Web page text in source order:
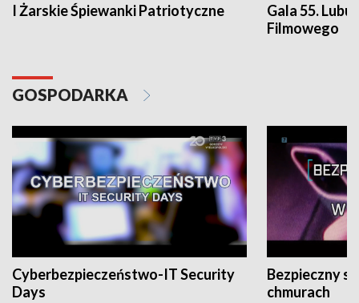
I Żarskie Śpiewanki Patriotyczne
Gala 55.
Filmowego
GOSPODARKA
Cyberbezpieczeństwo-IT Security
Days
Bezpieczny
chmurach